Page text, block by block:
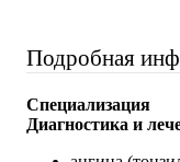
Подробная
Специализация
Диагностика и